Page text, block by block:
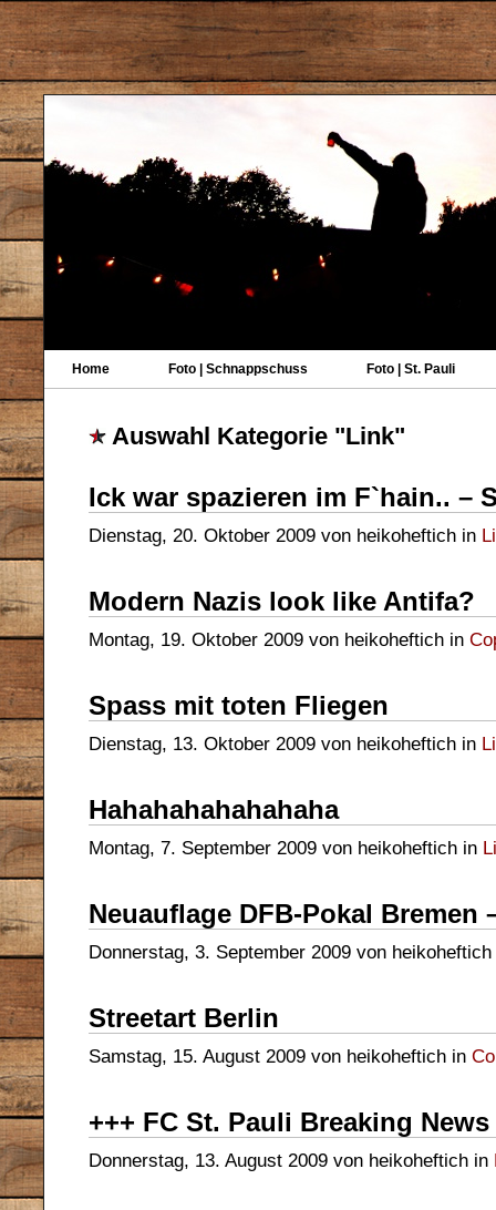
Home Foto | Schnappschuss Foto | St. Pauli
Auswahl Kategorie "Link"
Ick war spazieren im F`hain.. –
Dienstag, 20. Oktober 2009 von heikoheftich in
Modern Nazis look like Antifa?
Montag, 19. Oktober 2009 von heikoheftich in
Spass mit toten Fliegen
Dienstag, 13. Oktober 2009 von heikoheftich in
Hahahahahahahaha
Montag, 7. September 2009 von heikoheftich in
Neuauflage DFB-Pokal Bremen
Donnerstag, 3. September 2009 von
Streetart Berlin
Samstag, 15. August 2009 von heikoheftich in
+++ FC St. Pauli Breaking
Donnerstag, 13. August 2009 von heikoheftich in